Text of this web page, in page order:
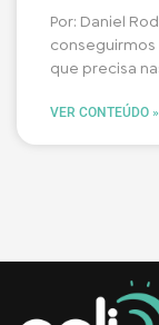
Por: Daniel
conseguirmos
que precisa
VER CONTEÚDO »